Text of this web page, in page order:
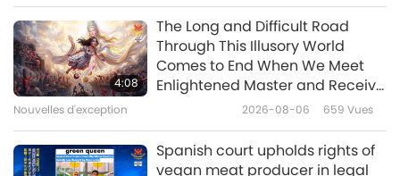
compatissant, partie 1/2
15:32
Extraits du Sutra du Diamant :
Chapitres 1 à 11, partie 1/2
4:08
The Long and Difficult Road
Through This Illusory World
Comes to End When We Meet
Enlightened Master and Receive
Nouvelles d'exception 2026-08-06 659 Vues
Spanish court upholds rights of
vegan meat producer in legal